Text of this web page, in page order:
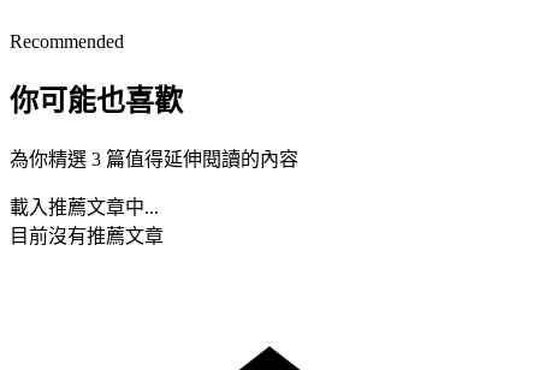
Recommended
你可能也喜歡
為你精選 3 篇值得延伸閱讀的內容
載入推薦文章中...
目前沒有推薦文章